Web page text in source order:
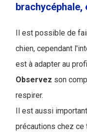
Il est possible de
chien, cependant
est à adapter au
Observez son
respirer.
Il est aussi
précautions chez ce